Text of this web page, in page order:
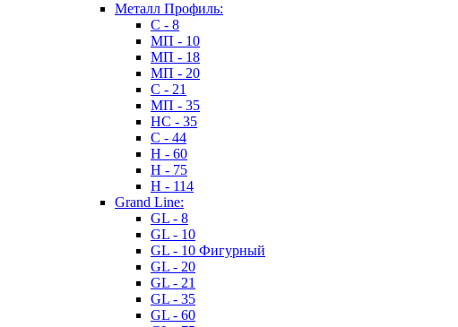
Металл Профиль:
C - 8
МП - 10
МП - 18
МП - 20
C - 21
МП - 35
HC - 35
C - 44
H - 60
H - 75
H - 114
Grand Line:
GL - 8
GL - 10
GL - 10 Фигурный
GL - 20
GL - 21
GL - 35
GL - 60